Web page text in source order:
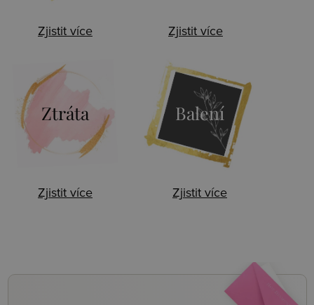
Zjistit více Zjistit více
Ztráta
Zjistit více
Balení
Zjistit více